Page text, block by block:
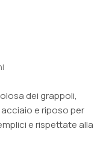
dei grappoli,
e riposo per
e rispettate alla